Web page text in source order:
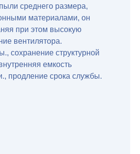
среднего размера,
материалами, он
при этом высокую
вентилятора.
сохранение структурной
емкость
продление срока службы.